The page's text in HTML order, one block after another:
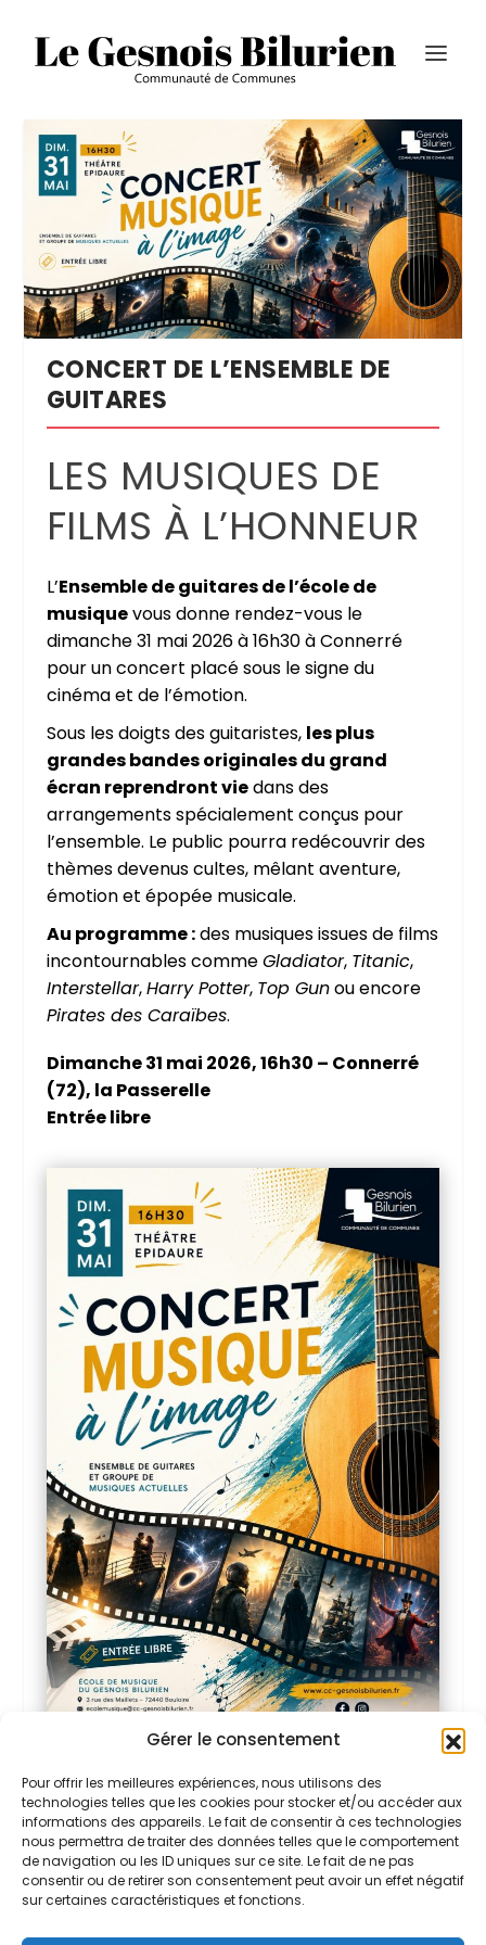
Gérer le consentement
Pour offrir les meilleures expériences, nous utilisons des
technologies telles que les cookies pour stocker et/ou accéder aux
informations des appareils. Le fait de consentir à ces technologies
nous permettra de traiter des données telles que le comportement
de navigation ou les ID uniques sur ce site. Le fait de ne pas
consentir ou de retirer son consentement peut avoir un effet négatif
sur certaines caractéristiques et fonctions.
CONCERT DE L’ENSEMBLE DE
GUITARES
LES MUSIQUES DE
FILMS À L’HONNEUR
L’Ensemble de guitares de l’école de
musiquevous donne rendez-vous le
dimanche 31 mai 2026 à 16h30 à Connerré
pour un concert placé sous le signe du
cinéma et de l’émotion.
Sous les doigts des guitaristes, les plus
grandes bandes originales du grand
écran reprendront viedans des
arrangements spécialement conçus pour
l’ensemble. Le public pourra redécouvrir des
thèmes devenus cultes, mêlant aventure,
émotion et épopée musicale.
Au programme :des musiques issues de films
incontournables commeGladiator, Titanic,
Interstellar,Harry Potter, Top Gunou encore
Pirates des Caraïbes.
Dimanche 31 mai 2026, 16h30 – Connerré
(72), la Passerelle
Entrée libre
PARTAGER: